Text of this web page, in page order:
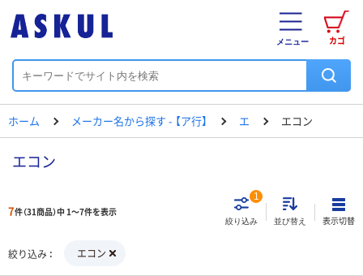
カゴ
メニュー
ホーム メーカー名から探す - 【ア行】 エ エコン
エコン
7件（31商品）中 1～7件を表示
絞り込み
1
並び替え 表示切替
絞り込み エコン